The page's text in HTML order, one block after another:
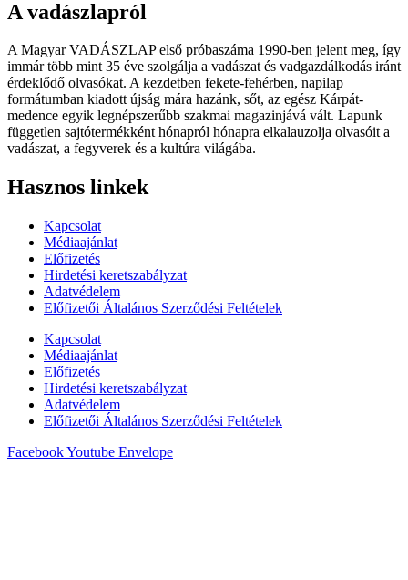
A vadászlapról
A Magyar VADÁSZLAP első próbaszáma 1990-ben jelent meg, így
immár több mint 35 éve szolgálja a vadászat és vadgazdálkodás iránt
érdeklődő olvasókat. A kezdetben fekete-fehérben, napilap
formátumban kiadott újság mára hazánk, sőt, az egész Kárpát-
medence egyik legnépszerűbb szakmai magazinjává vált. Lapunk
független sajtótermékként hónapról hónapra elkalauzolja olvasóit a
vadászat, a fegyverek és a kultúra világába.
Hasznos linkek
Kapcsolat
Médiaajánlat
Előfizetés
Hirdetési keretszabályzat
Adatvédelem
Előfizetői Általános Szerződési Feltételek
Kapcsolat
Médiaajánlat
Előfizetés
Hirdetési keretszabályzat
Adatvédelem
Előfizetői Általános Szerződési Feltételek
FacebookYoutube Envelope